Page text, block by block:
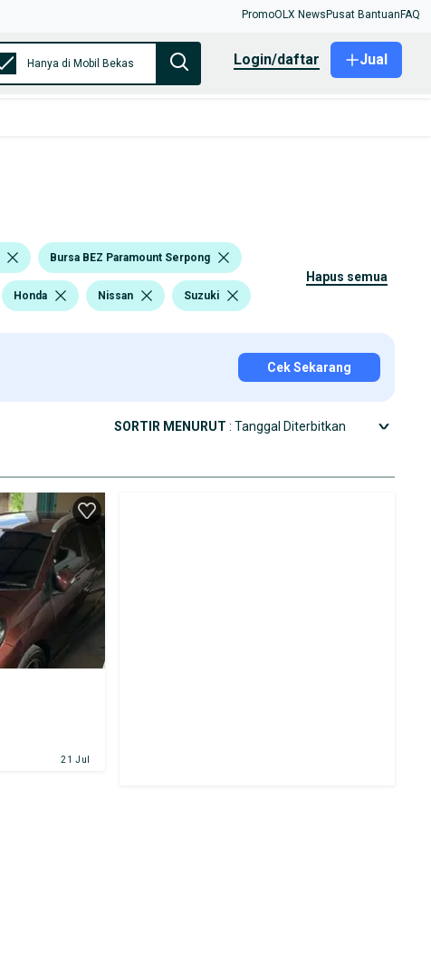
PromoOLX News Pusat Bantuan FAQ
Hanya di Mobil Bekas login/daftar Jual
Bursa BEZ Paramount Serpong
Honda Nissan Suzuki
hapus semua
Cek Sekarang
SORTIR MENURUT : Tanggal Diterbitkan
21 Jul